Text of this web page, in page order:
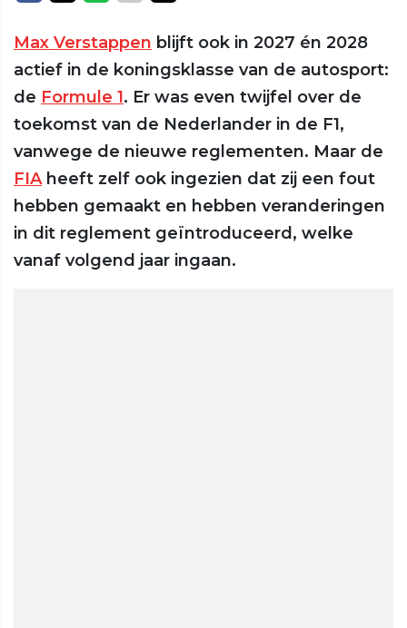
Max Verstappen blijft ook in 2027 én 2028
actief in de koningsklasse van de autosport:
de Formule 1. Er was even twijfel over de
toekomst van de Nederlander in de F1,
vanwege de nieuwe reglementen. Maar de
FIAheeft zelf ook ingezien dat zij een fout
hebben gemaakt en hebben veranderingen
in dit reglement geïntroduceerd, welke
vanaf volgend jaar ingaan.